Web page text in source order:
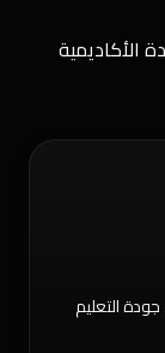
الأكاديمية
التعليم